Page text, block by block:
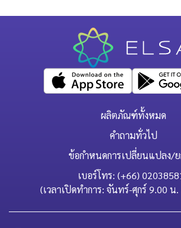
ผลิตภัณฑ์ทั้งหมด
คำถามทั่วไป
ข้อกำหนดการเปลี่ยนแปลง/ย
เบอร์โทร: (+66)
(เวลาเปิดทำการ: จันทร์-ศุกร์ 9.00 น